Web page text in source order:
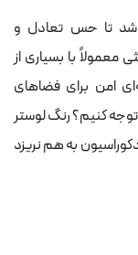
تا حس تعادل و
با بسیاری از
امن برای فضاهای
کنیم؟ رنگ لوستر
به هم نریزد